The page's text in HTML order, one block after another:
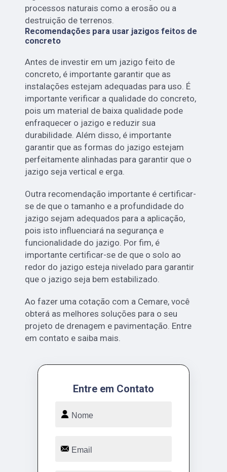
processos naturais como a erosão ou a
destruição de terrenos.
Recomendações para usar jazigos feitos de
concreto
Antes de investir em um jazigo feito de
concreto, é importante garantir que as
instalações estejam adequadas para uso. É
importante verificar a qualidade do concreto,
pois um material de baixa qualidade pode
enfraquecer o jazigo e reduzir sua
durabilidade. Além disso, é importante
garantir que as formas do jazigo estejam
perfeitamente alinhadas para garantir que o
jazigo seja vertical e erga.
Outra recomendação importante é certificar-
se de que o tamanho e a profundidade do
jazigo sejam adequados para a aplicação,
pois isto influenciará na segurança e
funcionalidade do jazigo. Por fim, é
importante certificar-se de que o solo ao
redor do jazigo esteja nivelado para garantir
que o jazigo seja bem estabilizado.
Ao fazer uma cotação com a Cemare, você
obterá as melhores soluções para o seu
projeto de drenagem e pavimentação. Entre
em contato e saiba mais.
Entre em Contato